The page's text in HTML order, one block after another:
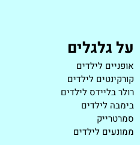
על גלגלים
אופניים לילדים
קורקינטים לילדים
רולר בליידס לילדים
בימבה לילדים
סמרטרייק
ממונעים לילדים